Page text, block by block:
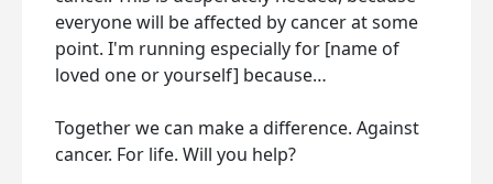
everyone will be affected by cancer at some
point. I'm running especially for [name of
loved one or yourself] because…
Together we can make a difference. Against
cancer. For life. Will you help?